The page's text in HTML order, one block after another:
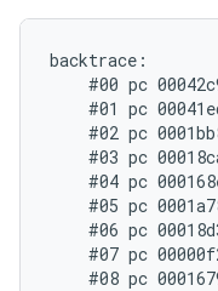
backtrace:
#00 pc
#01 pc
#02 pc
#03 pc
#04 pc
#05 pc
#06 pc
#07 pc
#08 pc